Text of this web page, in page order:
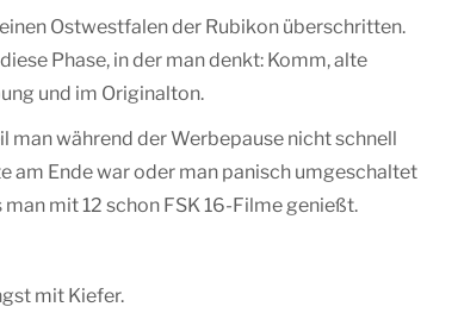
Ostwestfalen der Rubikon überschritten.
Phase, in der man denkt: Komm, alte
und im Originalton.
man während der Werbepause nicht schnell
am Ende war oder man panisch umgeschaltet
mit 12 schon FSK 16-Filme genießt.
mit Kiefer.